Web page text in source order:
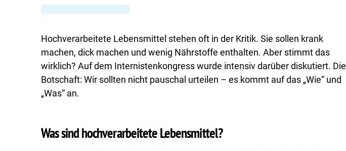
Hochverarbeitete Lebensmittel stehen oft in der Kritik. Sie sollen krank
machen, dick machen und wenig Nährstoffe enthalten. Aber stimmt das
wirklich? Auf dem Internistenkongress wurde intensiv darüber diskutiert. Die
Botschaft: Wir sollten nicht pauschal urteilen – es kommt auf das „Wie“ und
„Was“ an.
Was sind hochverarbeitete Lebensmittel?